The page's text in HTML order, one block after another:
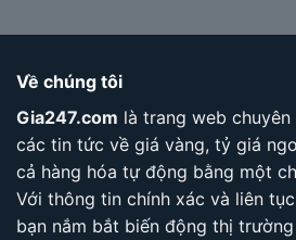
Về chúng tôi
Gia247.com là trang web
các tin tức về giá vàng, tỷ giá
cả hàng hóa tự động bằng một
Với thông tin chính xác và liên
bạn nắm bắt biến động thị